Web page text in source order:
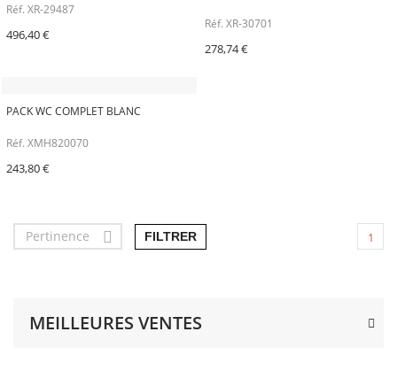
MEILLEURES VENTES
Réf. XR-29487
496,40 €
Réf. XR-30701
278,74 €
PACK WC COMPLET BLANC
Réf. XMH820070
243,80 €
Pertinence  FILTRER 1